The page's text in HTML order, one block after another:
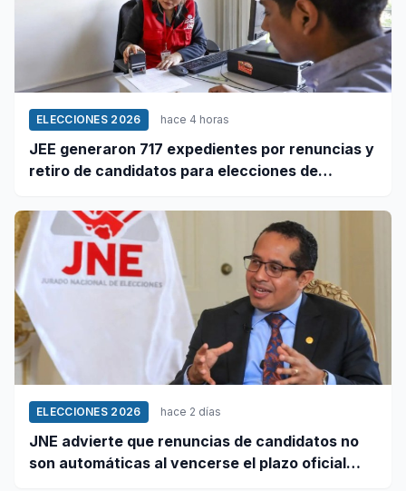
ELECCIONES 2026 hace 4 horas
JEE generaron 717 expedientes por renuncias y
retiro de candidatos para elecciones de
ELECCIONES 2026 hace 2 días
JNE advierte que renuncias de candidatos no
son automáticas al vencerse el plazo oficial